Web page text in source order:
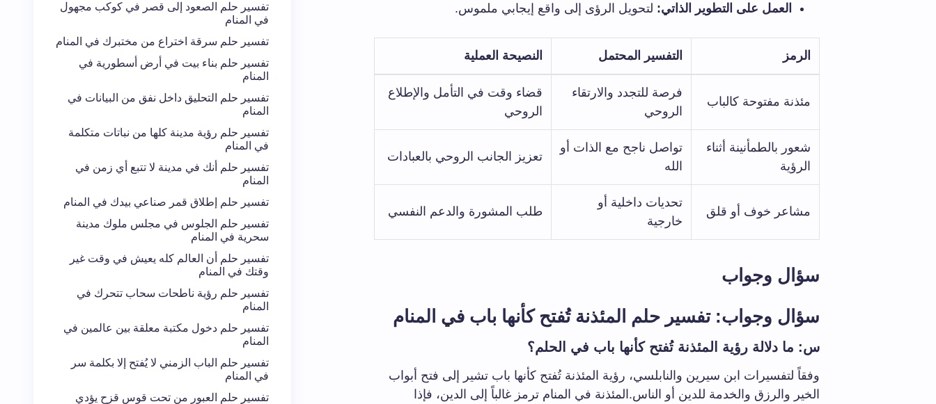
العمل على التطوير الذاتي: لتحويل الرؤى إلى واقع إيجابي ملموس.
الرمز التفسير المحتمل النصيحة العملية
مئذنة مفتوحة كالباب
فرصة للتجدد والارتقاء
الروحي
قضاء وقت في التأمل والإطلاع
الروحي
شعور بالطمأنينة أثناء
الرؤية
تواصل ناجح مع الذات أو
الله
تعزيز الجانب الروحي بالعبادات
مشاعر خوف أو قلق
تحديات داخلية أو
خارجية
طلب المشورة والدعم النفسي
سؤال وجواب
سؤال وجواب: تفسير حلم المئذنة تُفتح كأنها باب في المنام
س: ما دلالة رؤية المئذنة تُفتح كأنها باب في الحلم؟
وفقاً لتفسيرات ابن سيرين والنابلسي، رؤية المئذنة تُفتح كأنها باب تشير إلى فتح أبواب
الخير والرزق والخدمة للدين أو الناس.المئذنة في المنام ترمز غالباً إلى الدين، فإذا
تفسير حلم الصعود إلى قصر في كوكب مجهول
في المنام
تفسير حلم سرقة اختراع من مختبرك في المنام
تفسير حلم بناء بيت في أرض أسطورية في
المنام
تفسير حلم التحليق داخل نفق من البيانات في
المنام
تفسير حلم رؤية مدينة كلها من نباتات متكلمة
في المنام
تفسير حلم أنك في مدينة لا تتبع أي زمن في
المنام
تفسير حلم إطلاق قمر صناعي بيدك في المنام
تفسير حلم الجلوس في مجلس ملوك مدينة
سحرية في المنام
تفسير حلم أن العالم كله يعيش في وقت غير
وقتك في المنام
تفسير حلم رؤية ناطحات سحاب تتحرك في
المنام
تفسير حلم دخول مكتبة معلقة بين عالمين في
المنام
تفسير حلم الباب الزمني لا يُفتح إلا بكلمة سر
في المنام
تفسير حلم العبور من تحت قوس قزح يؤدي